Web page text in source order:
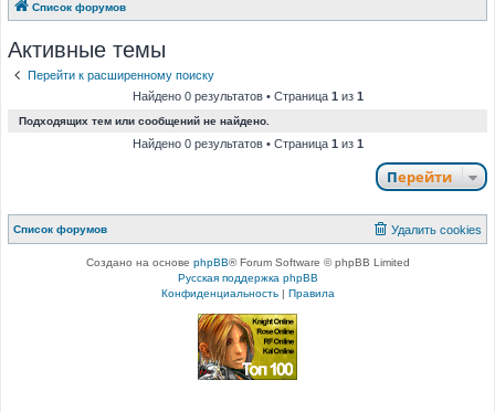
Список форумов
Активные темы
Перейти к расширенному поиску
Найдено 0 результатов • Страница 1 из 1
Подходящих тем или сообщений не найдено.
Найдено 0 результатов • Страница 1 из 1
Перейти
Список форумов Удалить cookies
Создано на основе phpBB® Forum Software © phpBB Limited
Русская поддержка phpBB
Конфиденциальность| Правила